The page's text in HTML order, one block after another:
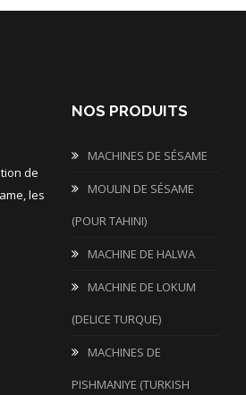
de
les
NOS PRODUITS
MACHINES DE SÉSAME
MOULIN DE SÉSAME
(POUR TAHINI)
MACHINE DE HALWA
MACHINE DE LOKUM
(DELICE TURQUE)
MACHINES DE
PISHMANIYE (TURKISH